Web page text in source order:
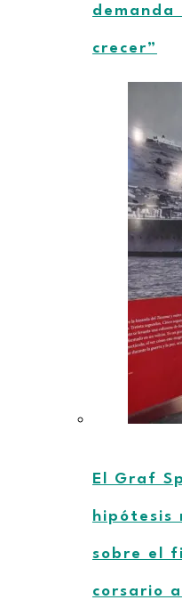
demanda
crecer”
El Graf
hipótesis
sobre el
corsario